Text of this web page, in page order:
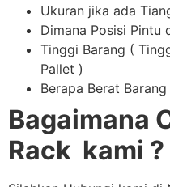
Ukuran jika ada
Dimana Posisi Pintu
Tinggi Barang (
Pallet )
Berapa Berat Barang
Bagaimana
Rack kami ?